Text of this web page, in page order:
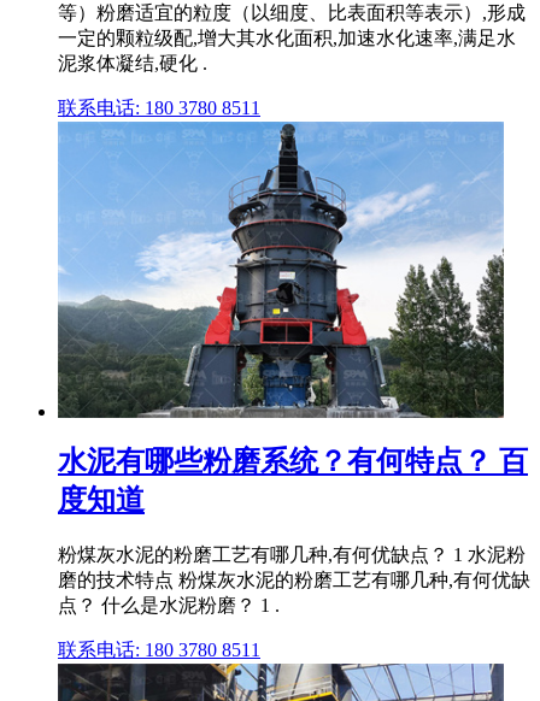
等）粉磨适宜的粒度（以细度、比表面积等表示）,形成
一定的颗粒级配,增大其水化面积,加速水化速率,满足水
泥浆体凝结,硬化 .
联系电话: 180 3780 8511
水泥有哪些粉磨系统？有何特点？ 百
度知道
粉煤灰水泥的粉磨工艺有哪几种,有何优缺点？ 1 水泥粉
磨的技术特点 粉煤灰水泥的粉磨工艺有哪几种,有何优缺
点？ 什么是水泥粉磨？ 1 .
联系电话: 180 3780 8511